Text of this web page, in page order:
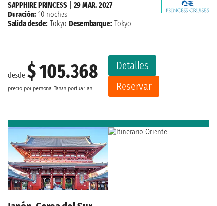
desde $ 105.368
precio por persona Tasas portuarias
Detalles
Reservar
SAPPHIRE PRINCESS
29 MAR. 2027
Duración: 10 noches
Salida desde: Tokyo Desembarque: Tokyo